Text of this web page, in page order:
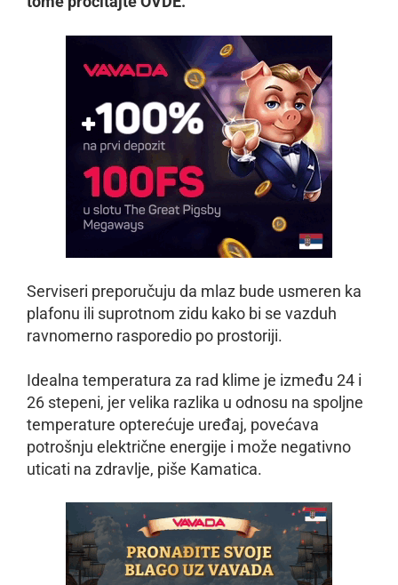
Serviseri preporučuju da mlaz bude usmeren ka
plafonu ili suprotnom zidu kako bi se vazduh
ravnomerno rasporedio po prostoriji.
Idealna temperatura za rad klime je između 24 i
26 stepeni, jer velika razlika u odnosu na spoljne
temperature opterećuje uređaj, povećava
potrošnju električne energije i može negativno
uticati na zdravlje, piše Kamatica.